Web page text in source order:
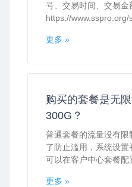
号、交易时间、交易金
https://www.sspro.org/
更多 »
购买的套餐是无
300G？
普通套餐的流量没有
了防止滥用，系统设
可以在客户中心套餐配
更多 »